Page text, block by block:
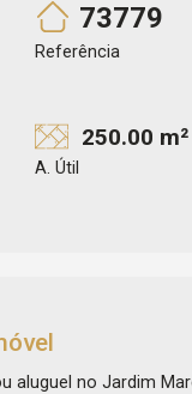
73779
Referência
250.00 m²
A. Útil
aluguel no Jardim